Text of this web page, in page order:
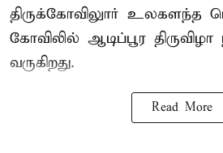
திருக்கோவிலுார் உலகளந்த
கோவிலில் ஆடிப்பூர
வருகிறது.
Read More